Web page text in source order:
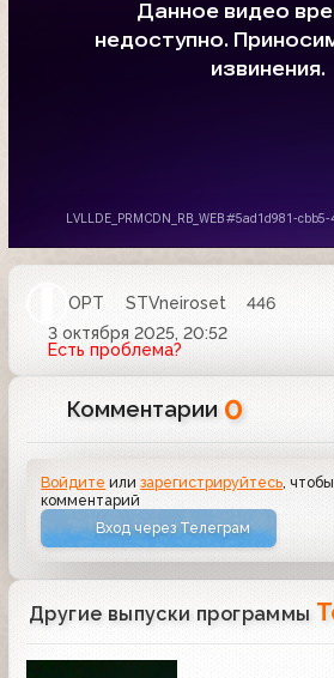
ОРТ STVneiroset
446
3 октября 2025, 20:52
Есть проблема?
Комментарии 0
Войдите илизарегистрируйтесь ,
комментарий
Вход через Телеграм
Другие выпуски программы